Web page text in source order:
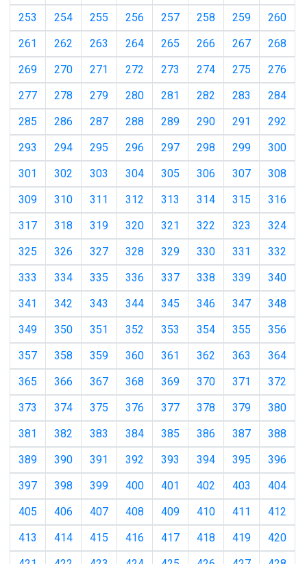
253
254 255 256 257 258 259
260
261
262 263 264 265 266 267
268
269
270 271 272 273 274 275
276
277
278 279 280 281 282 283
284
285
286 287 288 289 290 291
292
293
294 295 296 297 298 299
300
301
302 303 304 305 306 307
308
309
310 311 312 313 314 315
316
317
318 319 320 321 322 323
324
325
326 327 328 329 330 331
332
333
334 335 336 337 338 339
340
341
342 343 344 345 346 347
348
349
350 351 352 353 354 355
356
357
358 359 360 361 362 363
364
365
366 367 368 369 370 371
372
373
374 375 376 377 378 379
380
381
382 383 384 385 386 387
388
389
390 391 392 393 394 395
396
397
398 399 400 401 402 403
404
405
406 407 408 409 410 411
412
413
414 415 416 417 418 419
420